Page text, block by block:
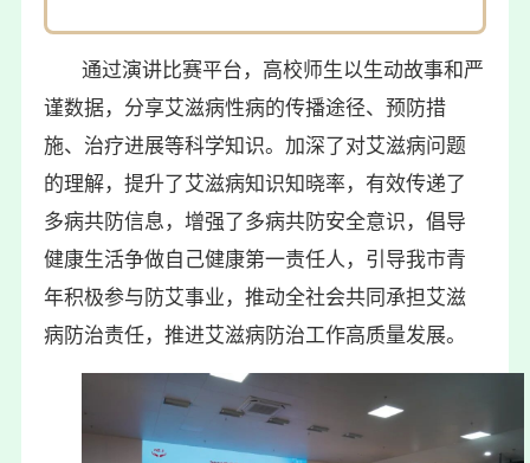
通过演讲比赛平台，高校师生以生动故事和严
谨数据，分享艾滋病性病的传播途径、预防措
施、治疗进展等科学知识。 加深了对艾滋病问题
的理解，提升了艾滋病知识知晓率，有效传递了
多病共防信息，增强了多病共防安全意识，倡导
健康生活争做自己健康第一责任人，引导我市青
年积极参与防艾事业，推动全社会共同承担艾滋
病防治责任，推进艾滋病防治工作高质量发展。